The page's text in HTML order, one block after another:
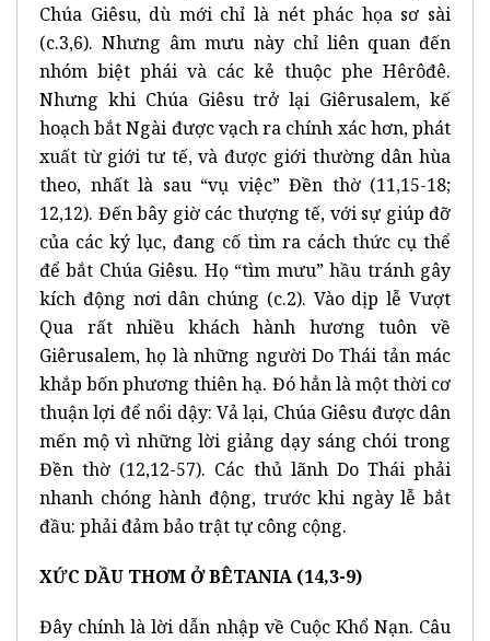
Chúa Giêsu, dù mới chỉ là nét phác họa sơ sài
(c.3,6). Nhưng âm mưu này chỉ liên quan đến
nhóm biệt phái và các kẻ thuộc phe Hêrôđê.
Nhưng khi Chúa Giêsu trở lại Giêrusalem, kế
hoạch bắt Ngài được vạch ra chính xác hơn, phát
xuất từ giới tư tế, và được giới thường dân hùa
theo, nhất là sau “vụ việc” Đền thờ (11,15-18;
12,12). Đến bây giờ các thượng tế, với sự giúp đỡ
của các ký lục, đang cố tìm ra cách thức cụ thể
để bắt Chúa Giêsu. Họ “tìm mưu” hầu tránh gây
kích động nơi dân chúng (c.2). Vào dịp lễ Vượt
Qua rất nhiều khách hành hương tuôn về
Giêrusalem, họ là những người Do Thái tản mác
khắp bốn phương thiên hạ. Đó hẳn là một thời cơ
thuận lợi để nổi dậy: Vả lại, Chúa Giêsu được dân
mến mộ vì những lời giảng dạy sáng chói trong
Đền thờ (12,12-57). Các thủ lãnh Do Thái phải
nhanh chóng hành động, trước khi ngày lễ bắt
đầu: phải đảm bảo trật tự công cộng.
XỨC DẦU THƠM Ở BÊTANIA (14,3-9)
Đây chính là lời dẫn nhập về Cuộc Khổ Nạn. Câu